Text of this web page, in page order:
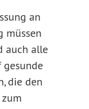
an
müssen
auch alle
die den